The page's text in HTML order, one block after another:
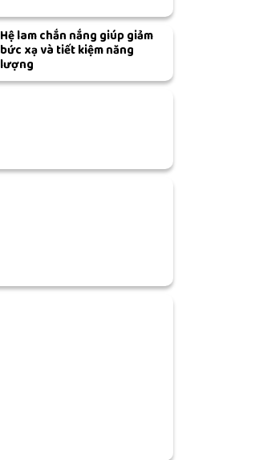
Hệ lam chắn nắng giúp giảm
bức xạ và tiết kiệm năng
lượng